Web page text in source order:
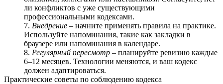
ли конфликтов с уже существующими
профессиональными кодексами.
Внедрение – начните применять правила на практике.
Используйте напоминания, такие как закладки в
браузере или напоминания в календаре.
Регулярный пересмотр – планируйте ревизию каждые
6–12 месяцев. Технологии меняются, и ваш кодекс
должен адаптироваться.
Практические советы по соблюдению кодекса